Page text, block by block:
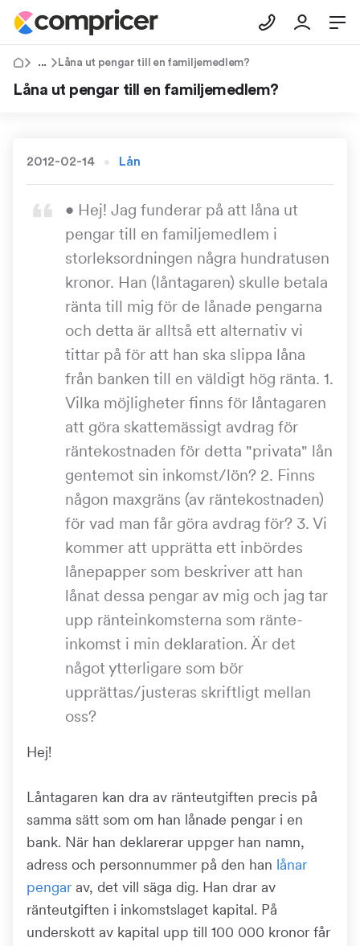
Tips & RådLåna ut pengar till en familjemedlem?
Låna ut pengar till en familjemedlem?
2012-02-14 Lån
• Hej! Jag funderar på att låna ut
pengar till en familjemedlem i
storleksordningen några hundratusen
kronor. Han (låntagaren) skulle betala
ränta till mig för de lånade pengarna
och detta är alltså ett alternativ vi
tittar på för att han ska slippa låna
från banken till en väldigt hög ränta. 1.
Vilka möjligheter finns för låntagaren
att göra skattemässigt avdrag för
räntekostnaden för detta "privata" lån
gentemot sin inkomst/lön? 2. Finns
någon maxgräns (av räntekostnaden)
för vad man får göra avdrag för? 3. Vi
kommer att upprätta ett inbördes
lånepapper som beskriver att han
lånat dessa pengar av mig och jag tar
upp ränteinkomsterna som ränte-
inkomst i min deklaration. Är det
något ytterligare som bör
upprättas/justeras skriftligt mellan
oss?
Hej!
Låntagaren kan dra av ränteutgiften precis på
samma sätt som om han lånade pengar i en
bank. När han deklarerar uppger han namn,
adress och personnummer på den han lånar
pengar av, det vill säga dig. Han drar av
ränteutgiften i inkomstslaget kapital. På
underskott av kapital upp till 100 000 kronor får